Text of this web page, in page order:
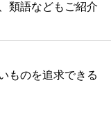
類語などもご紹介
ものを追求できる